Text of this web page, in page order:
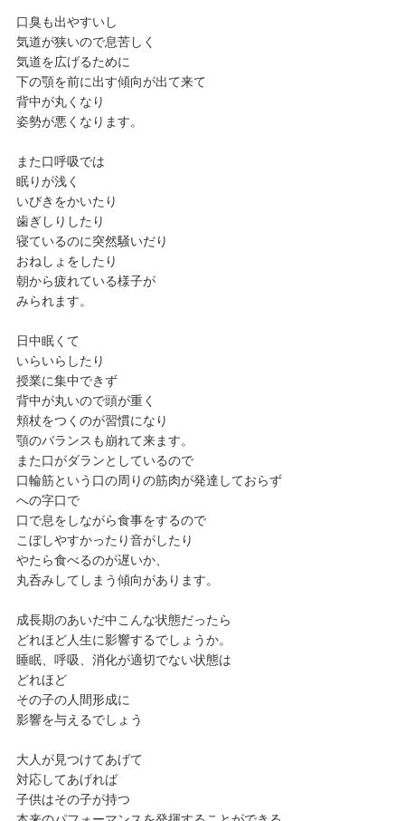
口臭も出やすいし
気道が狭いので息苦しく
気道を広げるために
下の顎を前に出す傾向が出て来て
背中が丸くなり
姿勢が悪くなります。
また口呼吸では
眠りが浅く
いびきをかいたり
歯ぎしりしたり
寝ているのに突然騒いだり
おねしょをしたり
朝から疲れている様子が
みられます。
日中眠くて
いらいらしたり
授業に集中できず
背中が丸いので頭が重く
頬杖をつくのが習慣になり
顎のバランスも崩れて来ます。
また口がダランとしているので
口輪筋という口の周りの筋肉が発達しておらず
への字口で
口で息をしながら食事をするので
こぼしやすかったり音がしたり
やたら食べるのが遅いか、
丸呑みしてしまう傾向があります。
成長期のあいだ中こんな状態だったら
どれほど人生に影響するでしょうか。
睡眠、呼吸、消化が適切でない状態は
どれほど
その子の人間形成に
影響を与えるでしょう
大人が見つけてあげて
対応してあげれば
子供はその子が持つ